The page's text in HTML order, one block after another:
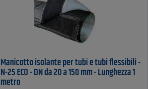
Manicotto isolante per tubi e tubi flessibili -
N-25 ECO - DN da 20 a 150 mm - Lunghezza 1
metro